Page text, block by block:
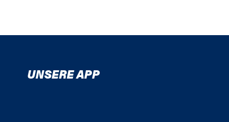
UNSERE APP